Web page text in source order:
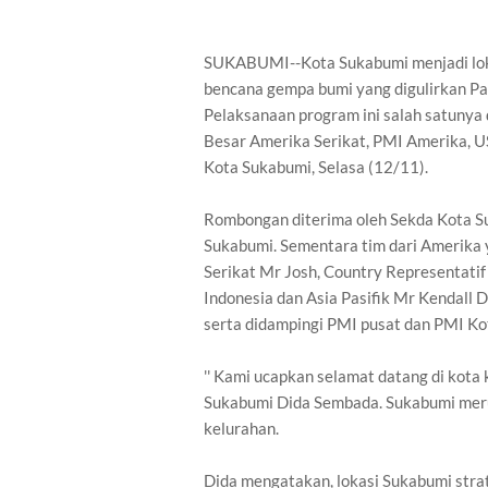
SUKABUMI--Kota Sukabumi menjadi
bencana gempa bumi yang digulirkan
Pelaksanaan program ini salah
Besar Amerika Serikat, PMI Amerika,
Kota Sukabumi, Selasa (12/11).
Rombongan diterima oleh Sekda Kota
Sukabumi. Sementara tim dari
Serikat Mr Josh, Country
Indonesia dan Asia Pasifik Mr Kendall
serta didampingi PMI pusat dan PMI
'' Kami ucapkan selamat datang di
Sukabumi Dida Sembada. Sukabumi
kelurahan.
Dida mengatakan, lokasi Sukabumi